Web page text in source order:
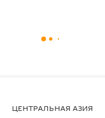
ЦЕНТРАЛЬНАЯ АЗИЯ